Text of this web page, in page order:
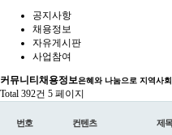
공지사항
채용정보
자유게시판
사업참여
커뮤니티 채용정보은혜와 나눔으로 지역사
Total 392건 5 페이지
번호 컨텐츠 제목